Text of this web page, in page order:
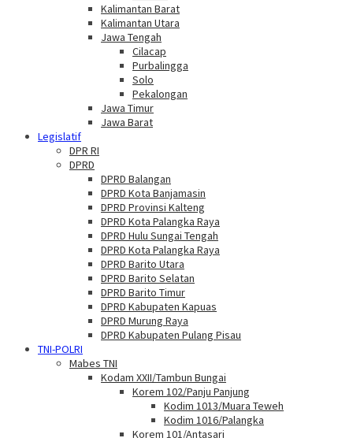
Kalimantan Barat
Kalimantan Utara
Jawa Tengah
Cilacap
Purbalingga
Solo
Pekalongan
Jawa Timur
Jawa Barat
Legislatif
DPR RI
DPRD
DPRD Balangan
DPRD Kota Banjamasin
DPRD Provinsi Kalteng
DPRD Kota Palangka Raya
DPRD Hulu Sungai Tengah
DPRD Kota Palangka Raya
DPRD Barito Utara
DPRD Barito Selatan
DPRD Barito Timur
DPRD Kabupaten Kapuas
DPRD Murung Raya
DPRD Kabupaten Pulang Pisau
TNI-POLRI
Mabes TNI
Kodam XXII/Tambun Bungai
Korem 102/Panju Panjung
Kodim 1013/Muara Teweh
Kodim 1016/Palangka
Korem 101/Antasari